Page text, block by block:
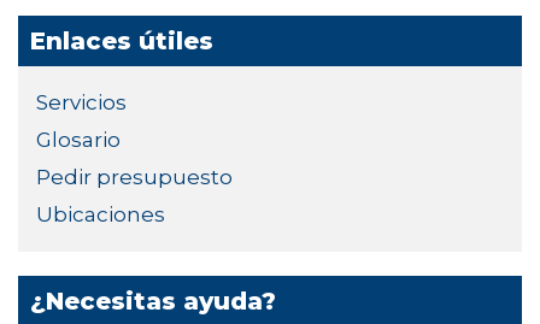
Enlaces útiles
Servicios
Glosario
Pedir presupuesto
Ubicaciones
¿Necesitas ayuda?